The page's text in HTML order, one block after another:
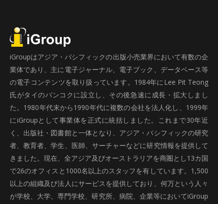
iGroupはアジア・パシフィックの出版小売業界において有数の企
業体であり、主に電子ジャーナル、電子ブック、データベース等
の電子コンテンツを取り扱っています。1984年にLee Pit Teong
氏がタイのバンコクに設立し、その後急速に成長・拡大しまし
た。1980年代末から1990年代に複数の会社を法人化し、1999年
にiGroupとして事業体を正式に統括しました。これまで30年近
く、出版社・図書館と一体となり、アジア・パシフィックの研究
者、教育者、学生、医師、サーチャーなどに研究情報を提供して
きました。現在、全アジア及びオーストラリアを商圏とし13カ国
で26のオフィスと1000名以上のスタッフを有しています。1,500
以上の組織及び法人にサービスを提供しており、何万という人々
が学校、大学、専門学校、研究所、病院、企業等においてiGroup